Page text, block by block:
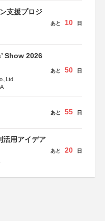
支援プロジ
あと 10 日
Show 2026
あと 50 日
あと 55 日
活用アイデア
あと 20 日